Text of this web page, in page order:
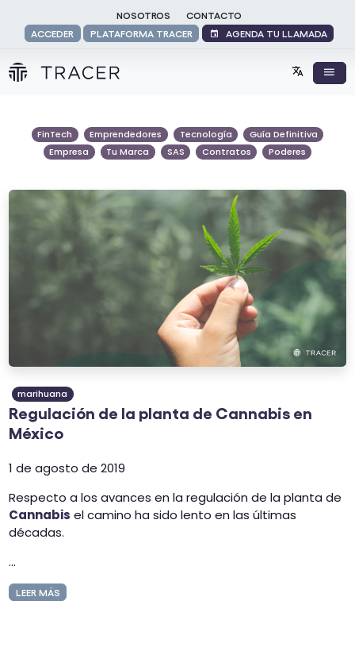
NOSOTROS
CONTACTO
ACCEDER
PLATAFORMA TRACER AGENDA TU LLAMADA
FinTech Emprendedores Tecnología
Guía Definitiva
Empresa
Tu Marca SAS Contratos Poderes
marihuana
Regulación de la planta de Cannabis en
México
1 de agosto de 2019
Respecto a los avances en la regulación de la planta de
Cannabis el camino ha sido lento en las últimas
décadas.
...
LEER MÁS